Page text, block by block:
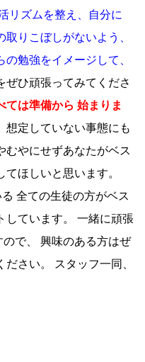
リズムを整え、自分に
りこぼしがないよう、
勉強をイメージして、
ぜひ頑張ってみてくださ
ては準備から 始まりま
想定していない事態にも
むやにせずあなたがベス
てほしいと思います。
全ての生徒の方がベス
しています。 一緒に頑張
で、 興味のある方はぜ
さい。 スタッフ一同、